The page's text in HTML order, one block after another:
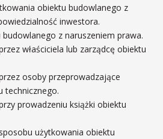
obiektu budowlanego z
inwestora.
z naruszeniem prawa.
właściciela lub zarządcę obiektu
osoby przeprowadzające
technicznego.
prowadzeniu książki obiektu
użytkowania obiektu